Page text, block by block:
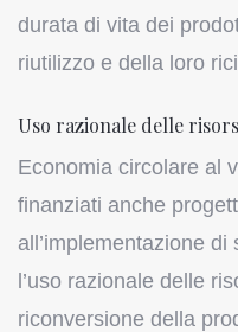
durata di vita dei
riutilizzo e della loro
Uso razionale delle
Economia circolare al
finanziati anche
all’implementazione
l’uso razionale delle
riconversione della